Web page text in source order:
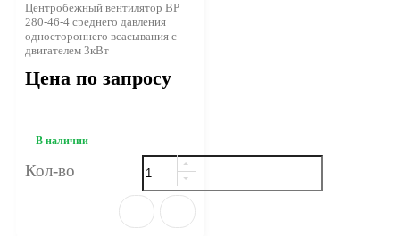
Центробежный вентилятор ВР
280-46-4 среднего давления
одностороннего всасывания с
двигателем 3кВт
Цена по запросу
В наличии
Кол-во